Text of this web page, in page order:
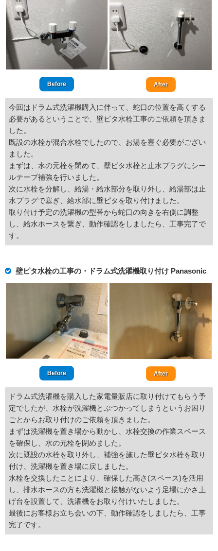
Before After
今回はドラム式洗濯機購入に伴って、蛇口の位置を高くする
必要があるということで、壁ピタ水栓工事のご依頼を頂きま
した。
既設の水栓が混合水栓でしたので、お湯を塞ぐ必要がござい
ました。
まずは、水の元栓を閉めて、壁ピタ水栓と止水プラグにシー
ルテープ補強を行いました。
次に水栓を分解し、給湯・給水部分を取り外し、給湯部は止
水プラグで塞ぎ、給水部に壁ピタを取り付けました。
取り付け予定の洗濯機の型番から蛇口の向きを右側に調整
し、給水ホースを繋ぎ、動作確認をしましたら、工事完了で
す。
壁ピタ水栓の工事の・ドラム式洗濯機取り付け Panasonic
Before After
ドラム式洗濯機を購入した家電量販店に取り付けてもらう予
定でしたが、水栓が洗濯機とぶつかってしまうというお困り
ごとからお取り付けのご依頼を頂きました。
まずは洗濯機を置き場から動かし、水栓交換の作業スペース
を確保し、水の元栓を閉めました。
次に既設の水栓を取り外し、補強を施した壁ピタ水栓を取り
付け、洗濯機を置き場に戻しました。
水栓を交換したことにより、確保した高さ(スペース)を活用
し、排水ホースの方も洗濯機と接触がないよう足場にかさ上
げ台を設置して、洗濯機をお取り付けいたしました。
最後にお客様お立ち会いの下、動作確認をしましたら、工事
完了です。